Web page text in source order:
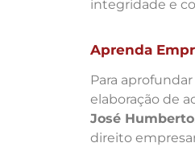
integridade e
Aprenda
Para
elaboração de
José Humberto
direito